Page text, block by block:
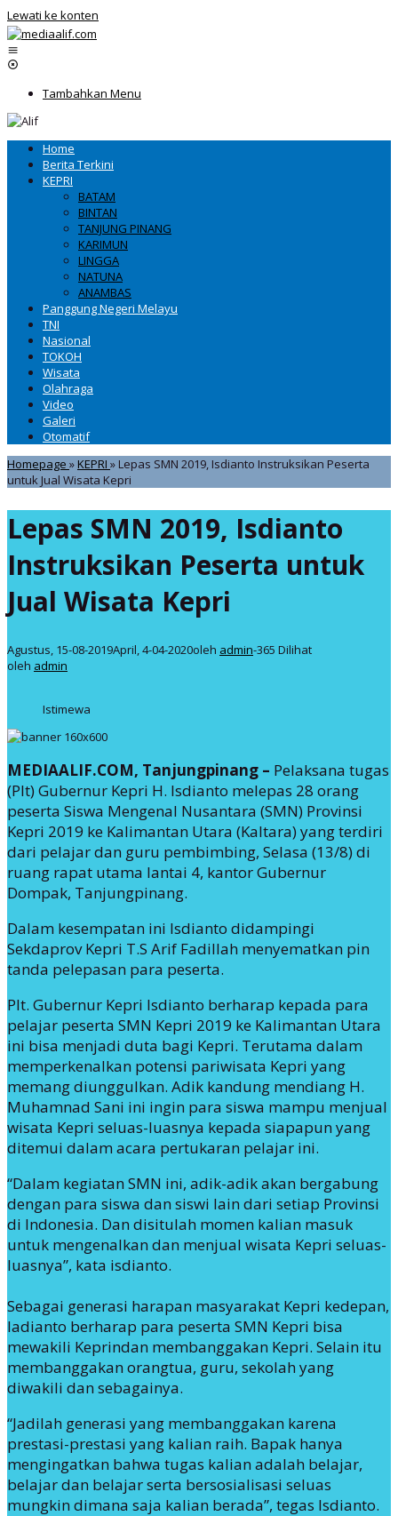
Lewati ke konten
Tambahkan Menu
Home
Berita Terkini
KEPRI
BATAM
BINTAN
TANJUNG PINANG
KARIMUN
LINGGA
NATUNA
ANAMBAS
Panggung Negeri Melayu
TNI
Nasional
TOKOH
Wisata
Olahraga
Video
Galeri
Otomatif
Homepage »KEPRI »Lepas SMN 2019, Isdianto Instruksikan Peserta
untuk Jual Wisata Kepri
Lepas SMN 2019, Isdianto
Instruksikan Peserta untuk
Jual Wisata Kepri
Agustus, 15-08-2019April, 4-04-2020oleh admin-365 Dilihat
oleh admin
Istimewa
MEDIAALIF.COM, Tanjungpinang – Pelaksana tugas
(Plt) Gubernur Kepri H. Isdianto melepas 28 orang
peserta Siswa Mengenal Nusantara (SMN) Provinsi
Kepri 2019 ke Kalimantan Utara (Kaltara) yang terdiri
dari pelajar dan guru pembimbing, Selasa (13/8) di
ruang rapat utama lantai 4, kantor Gubernur
Dompak, Tanjungpinang.
Dalam kesempatan ini Isdianto didampingi
Sekdaprov Kepri T.S Arif Fadillah menyematkan pin
tanda pelepasan para peserta.
Plt. Gubernur Kepri Isdianto berharap kepada para
pelajar peserta SMN Kepri 2019 ke Kalimantan Utara
ini bisa menjadi duta bagi Kepri. Terutama dalam
memperkenalkan potensi pariwisata Kepri yang
memang diunggulkan. Adik kandung mendiang H.
Muhamnad Sani ini ingin para siswa mampu menjual
wisata Kepri seluas-luasnya kepada siapapun yang
ditemui dalam acara pertukaran pelajar ini.
“Dalam kegiatan SMN ini, adik-adik akan bergabung
dengan para siswa dan siswi lain dari setiap Provinsi
di Indonesia. Dan disitulah momen kalian masuk
untuk mengenalkan dan menjual wisata Kepri seluas-
luasnya”, kata isdianto.
Sebagai generasi harapan masyarakat Kepri kedepan,
Iadianto berharap para peserta SMN Kepri bisa
mewakili Keprindan membanggakan Kepri. Selain itu
membanggakan orangtua, guru, sekolah yang
diwakili dan sebagainya.
“Jadilah generasi yang membanggakan karena
prestasi-prestasi yang kalian raih. Bapak hanya
mengingatkan bahwa tugas kalian adalah belajar,
belajar dan belajar serta bersosialisasi seluas
mungkin dimana saja kalian berada”, tegas Isdianto.